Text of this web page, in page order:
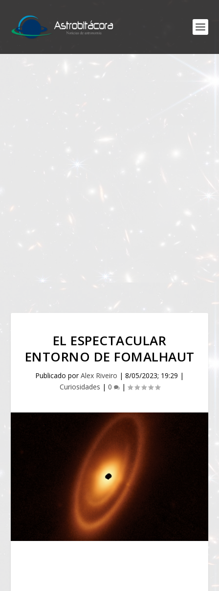
EL ESPECTACULAR
ENTORNO DE FOMALHAUT
Publicado porAlex Riveiro | 8/05/2023; 19:29 |
Curiosidades | 0 |